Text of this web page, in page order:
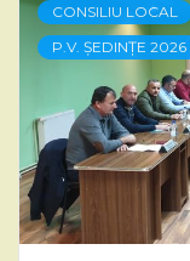
CONSILIU LOCAL
P.V. ȘEDINȚE 2026